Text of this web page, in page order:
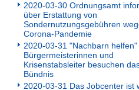
2020-03-30 Ordnungsamt
über Erstattung von
Sondernutzungsgebühren
Corona-Pandemie
2020-03-31 "Nachbarn helfen"
Bürgermeisterinnen und
Krisenstabsleiter besuchen
Bündnis
2020-03-31 Das Jobcenter ist